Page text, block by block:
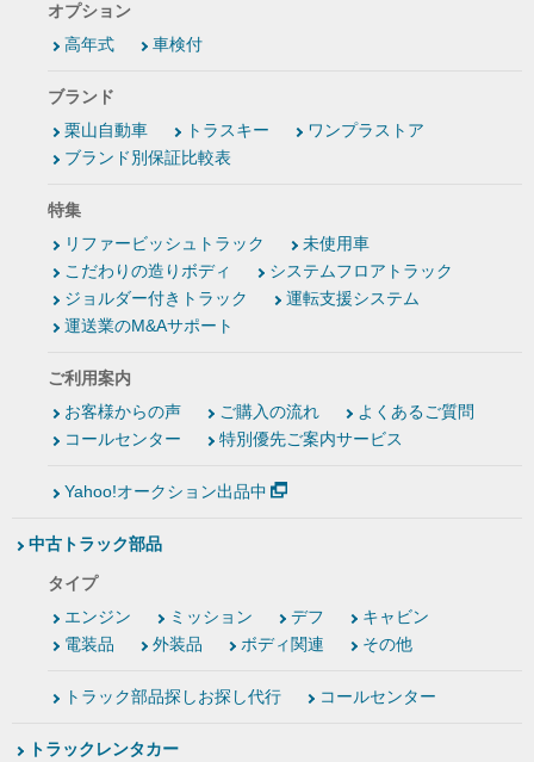
オプション
高年式
車検付
ブランド
栗山自動車
トラスキー
ワンプラストア
ブランド別保証比較表
特集
リファービッシュトラック
未使用車
こだわりの造りボディ
システムフロアトラック
ジョルダー付きトラック
運転支援システム
運送業のM&Aサポート
ご利用案内
お客様からの声
ご購入の流れ
よくあるご質問
コールセンター
特別優先ご案内サービス
Yahoo!オークション出品中
中古トラック部品
タイプ
エンジン
ミッション デフ
キャビン
電装品
外装品 ボディ関連 その他
トラック部品探しお探し代行 コールセンター
トラックレンタカー